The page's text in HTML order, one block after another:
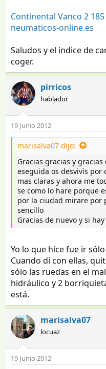
Continental Vanco 2 185
neumaticos-online.es
Saludos y el indice de
coger.
pirricos
hablador
19 Junio 2012
marisalva07 dijo:
Gracias gracias y
eseguida os desvivis por
mas claras y ahora me
se como lo hare porque
por la ciudad mirare por
sencillo
Gracias de nuevo y si
Yo lo que hice fue ir
Cuando dí con ellas,
sólo las ruedas en el
hidráulico y 2
está.
marisalva07
locuaz
19 Junio 2012